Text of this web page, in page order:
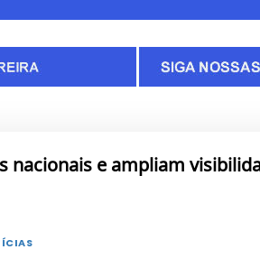
nacionais e ampliam